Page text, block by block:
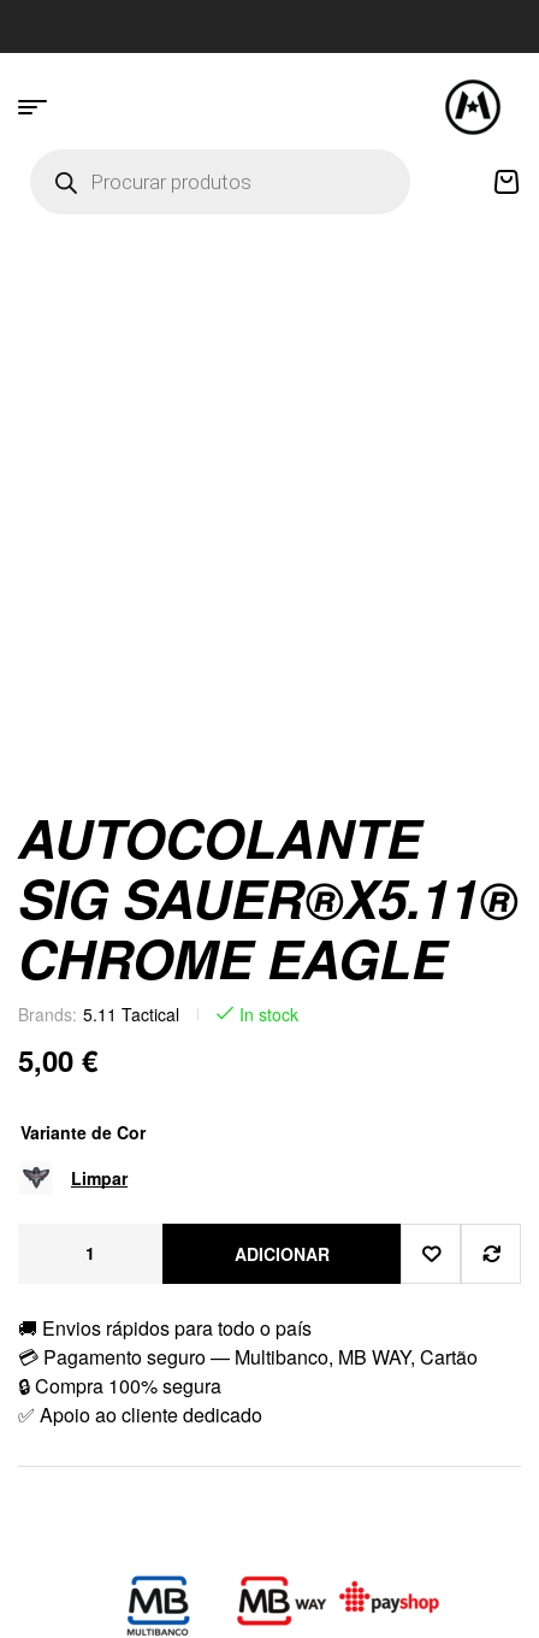
AUTOCOLANTE
SIG SAUER®X5.11®
CHROME EAGLE
Brands: 5.11 Tactical In stock
5,00 €
Variante de Cor
Limpar
ADICIONAR
🚚 Envios rápidos para todo o país
💳 Pagamento seguro — Multibanco, MB WAY, Cartão
🔒 Compra 100% segura
✅ Apoio ao cliente dedicado